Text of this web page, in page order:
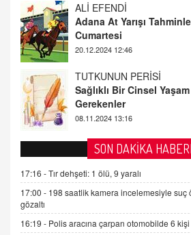
TUTKUNUN PERİSİ
Sağlıklı Bir Cinsel
Gerekenler
08.11.2024 13:16
FARUK ÖNALAN
Tezkere
2 Kasım 2021 Salı 00:11
AV. DOĞAN CAN DOĞAN
Kişisel verilerin
gelişimi
SEHER EREK
Kış Ayları Geldi, Hangi
SON DAKİKA
17:16 -Tır dehşeti: 1 ölü, 9 yaralı
17:00 - 198 saatlik kamera incelemesiyle suç
gözaltı
16:19 - Polis aracına çarpan otomobilde 6 kişi